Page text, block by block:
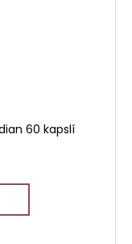
60 kapslí